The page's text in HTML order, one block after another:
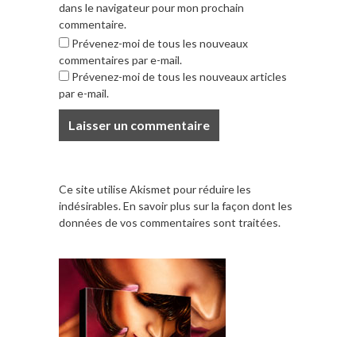
dans le navigateur pour mon prochain
commentaire.
Prévenez-moi de tous les nouveaux
commentaires par e-mail.
Prévenez-moi de tous les nouveaux articles
par e-mail.
Ce site utilise Akismet pour réduire les
indésirables.En savoir plus sur la façon dont les
données de vos commentaires sont traitées.